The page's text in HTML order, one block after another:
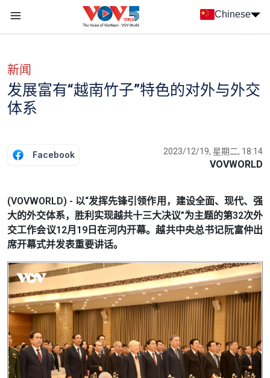
Chinese
新闻
发展富有“越南竹子”特色的对外与外交
体系
Facebook 2023/12/19, 星期二, 18:14
VOVWORLD
(VOVWORLD) - 以“发挥先锋引领作用，建设全面、现代、强
大的外交体系，胜利实现越共十三大决议”为主题的第32次外
交工作会议12月19日在河内开幕。越共中央总书记阮富仲出
席开幕式并发表重要讲话。